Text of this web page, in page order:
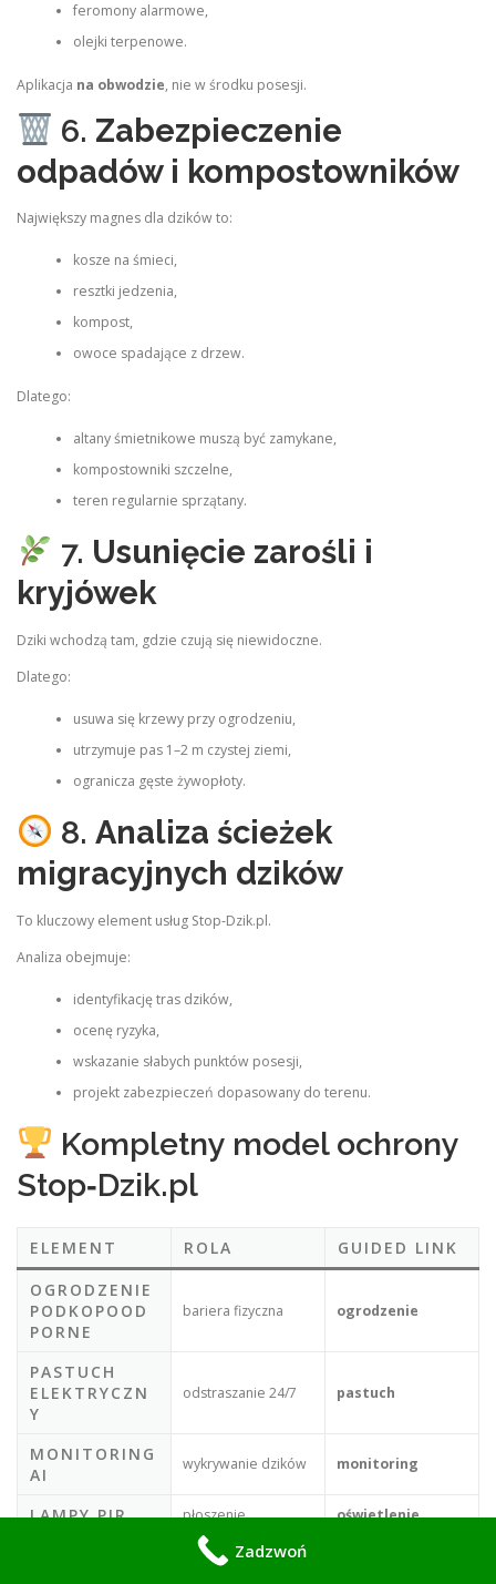
feromony alarmowe,
olejki terpenowe.
Aplikacja na obwodzie, nie w środku posesji.
6. Zabezpieczenie
odpadów i kompostowników
Największy magnes dla dzików to:
kosze na śmieci,
resztki jedzenia,
kompost,
owoce spadające z drzew.
Dlatego:
altany śmietnikowe muszą być zamykane,
kompostowniki szczelne,
teren regularnie sprzątany.
7. Usunięcie zarośli i
kryjówek
Dziki wchodzą tam, gdzie czują się niewidoczne.
Dlatego:
usuwa się krzewy przy ogrodzeniu,
utrzymuje pas 1–2 m czystej ziemi,
ogranicza gęste żywopłoty.
8. Analiza ścieżek
migracyjnych dzików
To kluczowy element usług Stop‑Dzik.pl.
Analiza obejmuje:
identyfikację tras dzików,
ocenę ryzyka,
wskazanie słabych punktów posesji,
projekt zabezpieczeń dopasowany do terenu.
Kompletny model ochrony
Stop‑Dzik.pl
ELEMENT ROLA
GUIDED LINK
OGRODZENIE
PODKOPOOD
PORNE
bariera fizyczna ogrodzenie
PASTUCH
ELEKTRYCZN
Y
odstraszanie 24/7 pastuch
MONITORING
AI
wykrywanie dzików monitoring
LAMPY PIR płoszenie oświetlenie
wsparcie ochrony
Zadzwoń